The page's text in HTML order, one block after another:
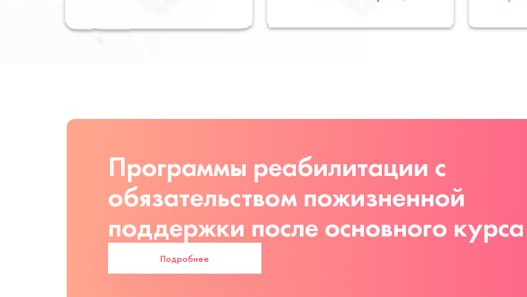
Программы реабилитации с
обязательством пожизненной
поддержки после основного курса
Подробнее